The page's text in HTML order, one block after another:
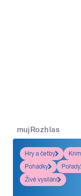
mujRozhlas
Hry a četby
Pohádky
Pořady
Živé vysílání